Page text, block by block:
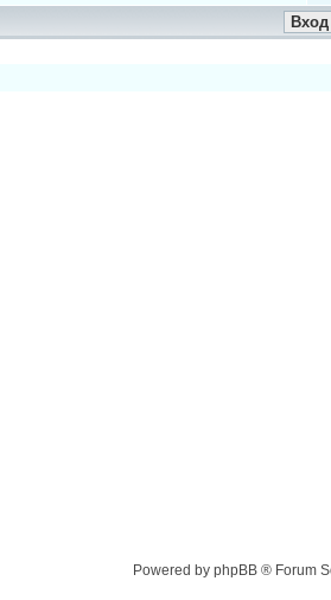
Powered by phpBB ® Forum